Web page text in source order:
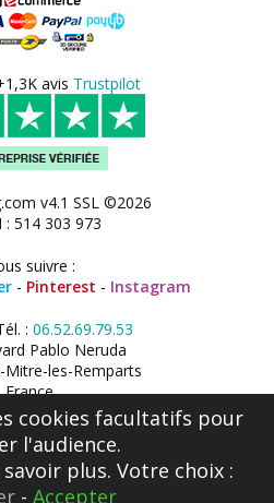
avis Trustpilot
v4.1 SSL ©2026
: 514 303 973
suivre :
- Pinterest - Instagram
: 06.52.69.79.53
Pablo Neruda
Mitre-les-Remparts
France
cookies facultatifs pour
l'audience.
plus. Votre choix :
- Accepter